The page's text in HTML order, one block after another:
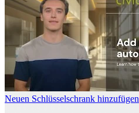
Neuen Schlüsselschrank hinzufügen